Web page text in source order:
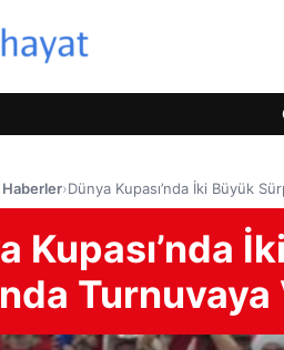
›Dünya Kupası’nda İki Büyük
Kupası’nda
Turnuvaya